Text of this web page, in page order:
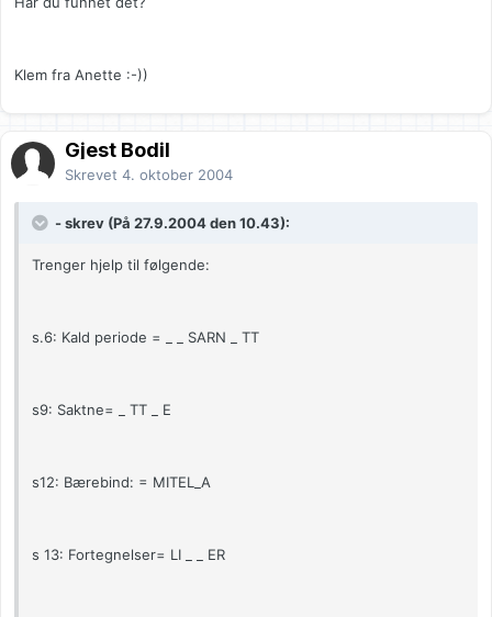
Klem fra Anette :-))
Gjest Bodil
Skrevet 4. oktober 2004
- skrev (På 27.9.2004 den 10.43):
Trenger hjelp til følgende:
s.6: Kald periode = _ _ SARN _ TT
s9: Saktne= _ TT _ E
s12: Bærebind: = MITEL_A
s 13: Fortegnelser= LI _ _ ER